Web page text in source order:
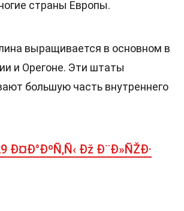
страны Европы.
выращивается в основном в
и Орегоне. Эти штаты
большую часть внутреннего
Ð¤Ð°ÐºÑ‚Ñ‹ Ðž Ð¨Ð»ÑŽÐ·